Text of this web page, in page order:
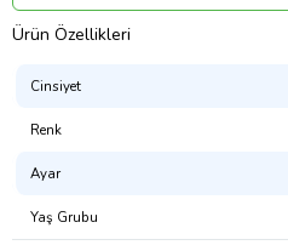
Ort. Ağırlık: 2.50 gr.
Ürün Kodu:
Ürün Özellikleri
Cinsiyet
Renk
Ayar
Yaş Grubu